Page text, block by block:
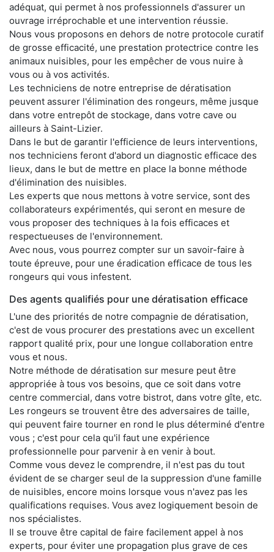
adéquat, qui permet à nos professionnels d'assurer un
ouvrage irréprochable et une intervention réussie.
Nous vous proposons en dehors de notre protocole curatif
de grosse efficacité, une prestation protectrice contre les
animaux nuisibles, pour les empêcher de vous nuire à
vous ou à vos activités.
Les techniciens de notre entreprise de dératisation
peuvent assurer l'élimination des rongeurs, même jusque
dans votre entrepôt de stockage, dans votre cave ou
ailleurs à Saint-Lizier.
Dans le but de garantir l'efficience de leurs interventions,
nos techniciens feront d'abord un diagnostic efficace des
lieux, dans le but de mettre en place la bonne méthode
d'élimination des nuisibles.
Les experts que nous mettons à votre service, sont des
collaborateurs expérimentés, qui seront en mesure de
vous proposer des techniques à la fois efficaces et
respectueuses de l'environnement.
Avec nous, vous pourrez compter sur un savoir-faire à
toute épreuve, pour une éradication efficace de tous les
rongeurs qui vous infestent.
Des agents qualifiés pour une dératisation efficace
L'une des priorités de notre compagnie de dératisation,
c'est de vous procurer des prestations avec un excellent
rapport qualité prix, pour une longue collaboration entre
vous et nous.
Notre méthode de dératisation sur mesure peut être
appropriée à tous vos besoins, que ce soit dans votre
centre commercial, dans votre bistrot, dans votre gîte, etc.
Les rongeurs se trouvent être des adversaires de taille,
qui peuvent faire tourner en rond le plus déterminé d'entre
vous ; c'est pour cela qu'il faut une expérience
professionnelle pour parvenir à en venir à bout.
Comme vous devez le comprendre, il n'est pas du tout
évident de se charger seul de la suppression d'une famille
de nuisibles, encore moins lorsque vous n'avez pas les
qualifications requises. Vous avez logiquement besoin de
nos spécialistes.
Il se trouve être capital de faire facilement appel à nos
experts, pour éviter une propagation plus grave de ces